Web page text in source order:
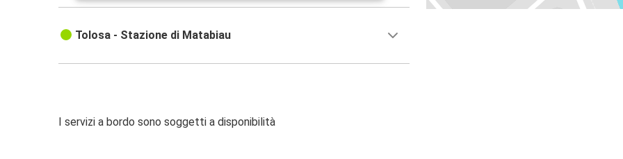
Tolosa - Stazione di Matabiau
I servizi a bordo sono soggetti a disponibilità